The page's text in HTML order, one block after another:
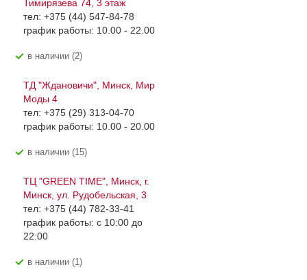
Тимирязева 74, 3 этаж
тел: +375 (44) 547-84-78
график работы: 10.00 - 22.00
В наличии (2)
ТД "Ждановичи", Минск, Мир
Моды 4
тел: +375 (29) 313-04-70
график работы: 10.00 - 20.00
В наличии (15)
ТЦ "GREEN TIME", Минск, г.
Минск, ул. Рудобельская, 3
тел: +375 (44) 782-33-41
график работы: с 10:00 до
22:00
В наличии (1)